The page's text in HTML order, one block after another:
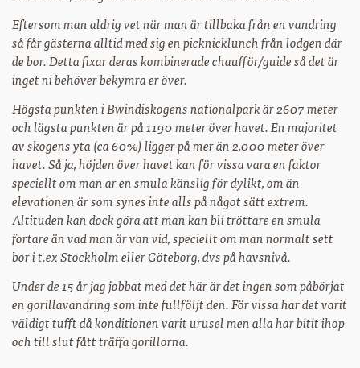
Eftersom man aldrig vet när man är tillbaka från en vandring
så får gästerna alltid med sig en picknicklunch från lodgen där
de bor. Detta fixar deras kombinerade chaufför/guide så det är
inget ni behöver bekymra er över.
Högsta punkten i Bwindiskogens nationalpark är 2607 meter
och lägsta punkten är på 1190 meter över havet. En majoritet
av skogens yta (ca 60%) ligger på mer än 2,000 meter över
havet. Så ja, höjden över havet kan för vissa vara en faktor
speciellt om man ar en smula känslig för dylikt, om än
elevationen är som synes inte alls på något sätt extrem.
Altituden kan dock göra att man kan bli tröttare en smula
fortare än vad man är van vid, speciellt om man normalt sett
bor i t.ex Stockholm eller Göteborg, dvs på havsnivå.
Under de 15 år jag jobbat med det här är det ingen som påbörjat
en gorillavandring som inte fullföljt den. För vissa har det varit
väldigt tufft då konditionen varit urusel men alla har bitit ihop
och till slut fått träffa gorillorna.